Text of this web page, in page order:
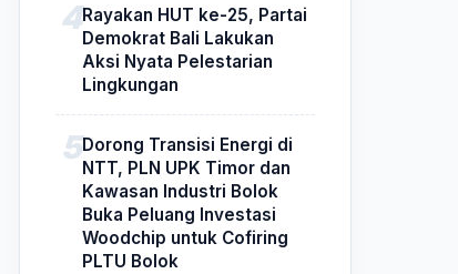
Rayakan HUT ke-25, Partai
Demokrat Bali Lakukan
Aksi Nyata Pelestarian
Lingkungan
Dorong Transisi Energi di
NTT, PLN UPK Timor dan
Kawasan Industri Bolok
Buka Peluang Investasi
Woodchip untuk Cofiring
PLTU Bolok